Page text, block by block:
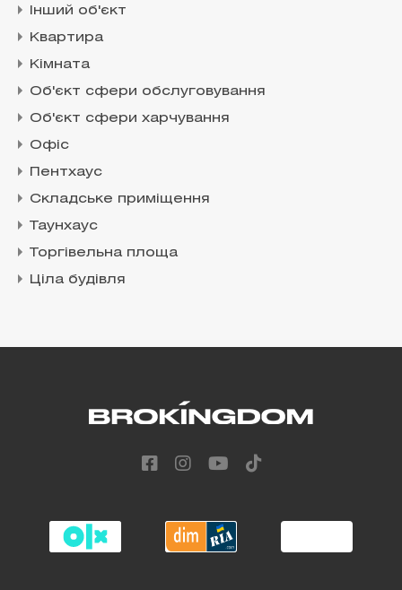
Інший об'єкт
Квартира
Кімната
Об'єкт сфери обслуговування
Об'єкт сфери харчування
Офіс
Пентхаус
Складське приміщення
Таунхаус
Торгівельна площа
Ціла будівля